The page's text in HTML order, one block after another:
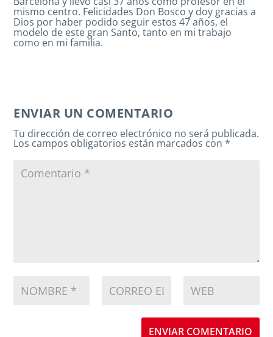
mismo centro. Felicidades Don Bosco y doy gracias a
Dios por haber podido seguir estos 47 años, el
modelo de este gran Santo, tanto en mi trabajo
como en mi familia.
ENVIAR UN COMENTARIO
Tu dirección de correo electrónico no será publicada.
Los campos obligatorios están marcados con*
ENVIAR COMENTARIO